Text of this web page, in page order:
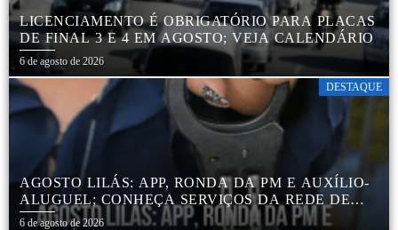
LICENCIAMENTO É OBRIGATÓRIO PARA PLACAS
DE FINAL 3 E 4 EM AGOSTO; VEJA CALENDÁRIO
6 de agosto de 2026
DESTAQUE
AGOSTO LILÁS: APP, RONDA DA PM E AUXÍLIO-
ALUGUEL; CONHEÇA SERVIÇOS DA REDE DE
PROTEÇÃO ÀS MULHERES NO ESTADO DE SP
6 de agosto de 2026